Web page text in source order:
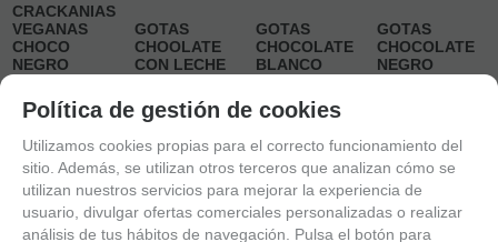
CRACKANIAS
VEGANAS
CHOCO
NEGRO
5.800 € BOSSA
100G
10.00%IVA
incluido
GOTAS
CHOOLATE
CON LECHE
4.300 € BOSSA
100G
10.00%IVA
GOTAS
CHOCOLATE
BLANCO
4.300 € BOSSA
100G
10.00%IVA
incluido
GOTAS
CHOCOLATE
NEGRO
4.300 € BOSSA
100G
10.00%
incluido
Política de gestión de cookies
Utilizamos cookies propias para el correcto funcionamiento del
sitio. Además, se utilizan otros terceros que analizan cómo se
utilizan nuestros servicios para mejorar la experiencia de
usuario, divulgar ofertas comerciales personalizadas o realizar
análisis de tus hábitos de navegación. Pulsa el botón para